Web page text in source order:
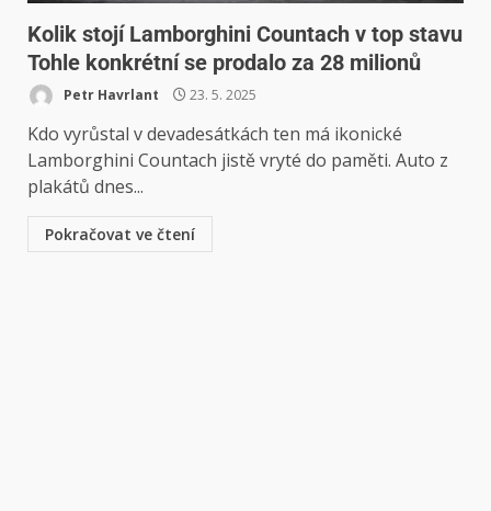
Kolik stojí Lamborghini Countach v top stavu
Tohle konkrétní se prodalo za 28 milionů
Petr Havrlant 23. 5. 2025
Kdo vyrůstal v devadesátkách ten má ikonické
Lamborghini Countach jistě vryté do paměti. Auto z
plakátů dnes...
Pokračovat ve čtení